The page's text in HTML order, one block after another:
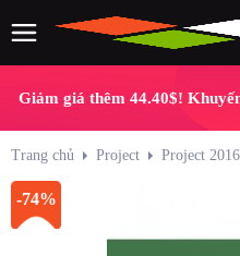
Giảm giá thêm 44.40$!
Trang chủ Project Project 2016
-74%